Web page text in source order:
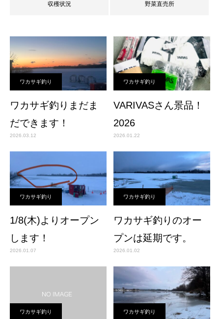
収穫状況 野菜直売所
ワカサギ釣り
ワカサギ釣りまだま
だできます！
2026.03.12
ワカサギ釣り
VARIVASさん景品！
2026
2026.01.22
ワカサギ釣り
1/8(木)よりオープン
します！
2026.01.07
ワカサギ釣り
ワカサギ釣りのオー
プンは延期です。
2026.01.02
ワカサギ釣り ワカサギ釣り